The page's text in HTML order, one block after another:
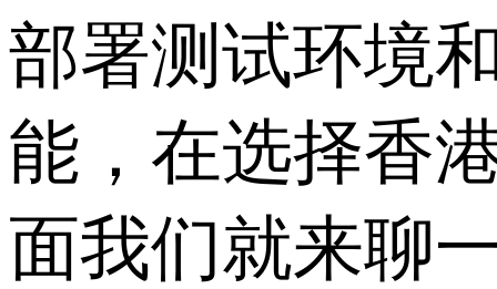
部署测试环境
能，在选择香
面我们就来聊